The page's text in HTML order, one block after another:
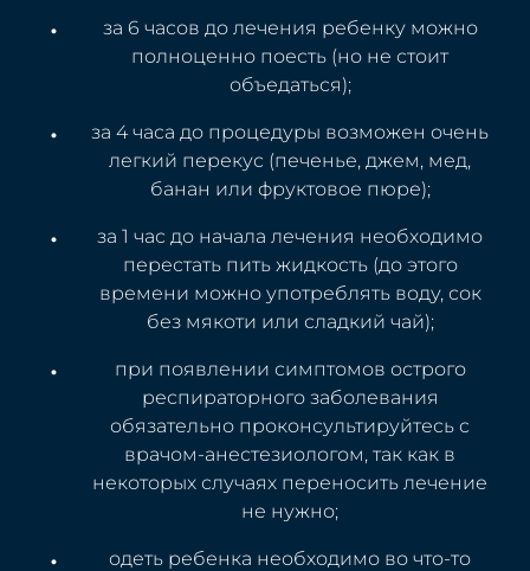
за 6 часов до лечения ребенку можно
полноценно поесть (но не стоит
объедаться);
за 4 часа до процедуры возможен очень
легкий перекус (печенье, джем, мед,
банан или фруктовое пюре);
за 1 час до начала лечения необходимо
перестать пить жидкость (до этого
времени можно употреблять воду, сок
без мякоти или сладкий чай);
при появлении симптомов острого
респираторного заболевания
обязательно проконсультируйтесь с
врачом-анестезиологом, так как в
некоторых случаях переносить лечение
не нужно;
одеть ребенка необходимо во что-то